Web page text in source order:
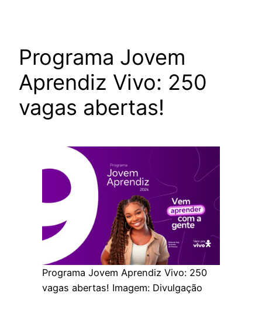
Programa Jovem
Aprendiz Vivo: 250
vagas abertas!
Programa Jovem Aprendiz Vivo: 250
vagas abertas! Imagem: Divulgação